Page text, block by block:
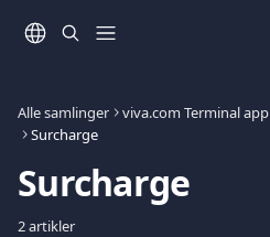
Alle samlinger viva.com Terminal app
Surcharge
Surcharge
2 artikler